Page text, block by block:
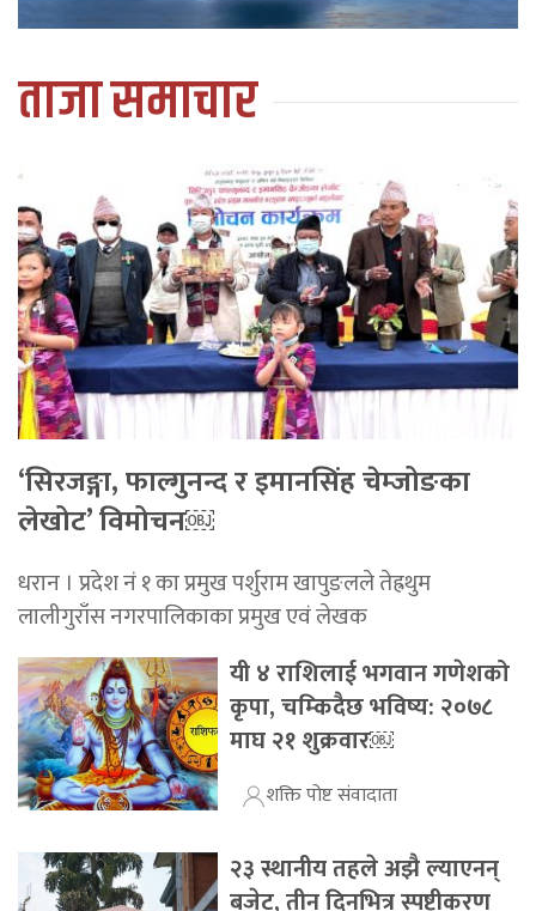
ताजा समाचार
‘सिरजङ्गा, फाल्गुनन्द र इमानसिंह चेम्जोङका
लेखोट’ विमोचन￼
धरान । प्रदेश नं १ का प्रमुख पर्शुराम खापुङलले तेह्रथुम
लालीगुराँस नगरपालिकाका प्रमुख एवं लेखक
यी ४ राशिलाई भगवान गणेशको
कृपा, चम्किदैछ भविष्य: २०७८
माघ २१ शुक्रवार￼
शक्ति पोष्ट संवादाता
२३ स्थानीय तहले अझै ल्याएनन्
बजेट, तीन दिनभित्र स्पष्टीकरण